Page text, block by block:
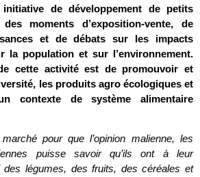
de développement de petits
moments d’exposition-vente, de
et de débats sur les impacts
la population et sur l’environnement.
cette activité est de promouvoir et
les produits agro écologiques et
contexte de système alimentaire
pour que l’opinion malienne, les
puisse savoir qu’ils ont à leur
des légumes, des fruits, des céréales et